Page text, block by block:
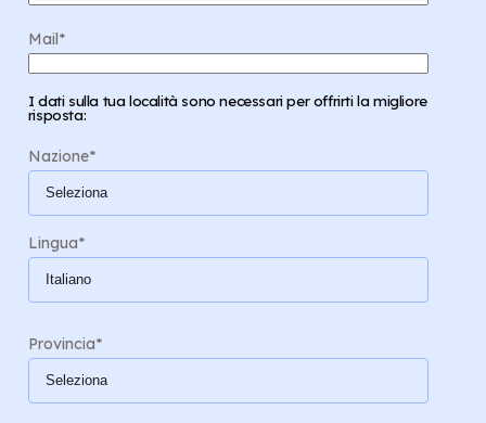
Mail*
I dati sulla tua località sono necessari per offrirti la migliore
risposta:
Nazione*
Lingua*
Provincia*